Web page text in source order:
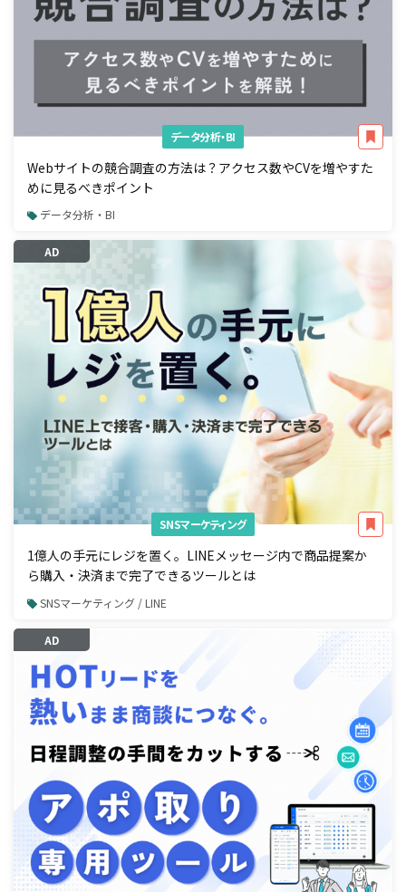
データ分析・BI
Webサイトの競合調査の方法は？アクセス数やCVを増やすた
めに見るべきポイント
データ分析・BI
AD
SNSマーケティング
1億人の手元にレジを置く。LINEメッセージ内で商品提案か
ら購入・決済まで完了できるツールとは
SNSマーケティング / LINE
AD